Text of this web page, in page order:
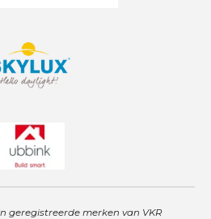
geregistreerde merken van VKR